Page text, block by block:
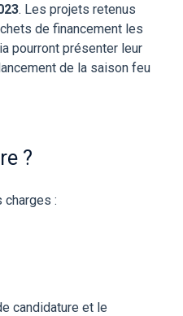
. Les projets retenus
de financement les
pourront présenter leur
de la saison feu
?
charges :
candidature et le